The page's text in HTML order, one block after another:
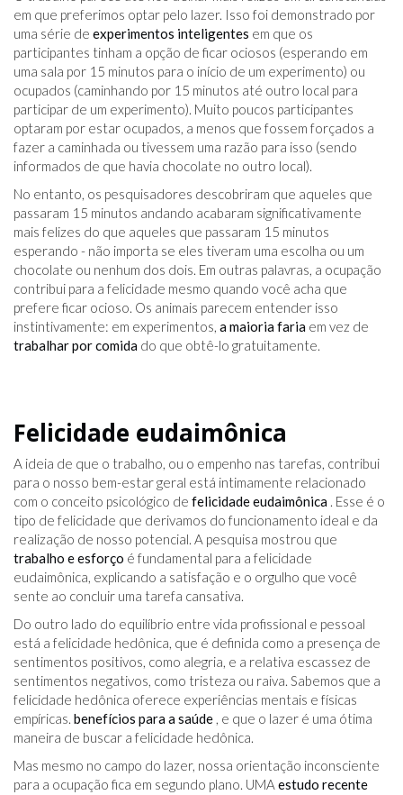
em que preferimos optar pelo lazer. Isso foi demonstrado por
uma série de experimentos inteligentes em que os
participantes tinham a opção de ficar ociosos (esperando em
uma sala por 15 minutos para o início de um experimento) ou
ocupados (caminhando por 15 minutos até outro local para
participar de um experimento). Muito poucos participantes
optaram por estar ocupados, a menos que fossem forçados a
fazer a caminhada ou tivessem uma razão para isso (sendo
informados de que havia chocolate no outro local).
No entanto, os pesquisadores descobriram que aqueles que
passaram 15 minutos andando acabaram significativamente
mais felizes do que aqueles que passaram 15 minutos
esperando - não importa se eles tiveram uma escolha ou um
chocolate ou nenhum dos dois. Em outras palavras, a ocupação
contribui para a felicidade mesmo quando você acha que
prefere ficar ocioso. Os animais parecem entender isso
instintivamente: em experimentos, a maioria faria em vez de
trabalhar por comida do que obtê-lo gratuitamente.
Felicidade eudaimônica
A ideia de que o trabalho, ou o empenho nas tarefas, contribui
para o nosso bem-estar geral está intimamente relacionado
com o conceito psicológico de felicidade eudaimônica . Esse é o
tipo de felicidade que derivamos do funcionamento ideal e da
realização de nosso potencial. A pesquisa mostrou que
trabalho e esforço é fundamental para a felicidade
eudaimônica, explicando a satisfação e o orgulho que você
sente ao concluir uma tarefa cansativa.
Do outro lado do equilíbrio entre vida profissional e pessoal
está a felicidade hedônica, que é definida como a presença de
sentimentos positivos, como alegria, e a relativa escassez de
sentimentos negativos, como tristeza ou raiva. Sabemos que a
felicidade hedônica oferece experiências mentais e físicas
empíricas. benefícios para a saúde , e que o lazer é uma ótima
maneira de buscar a felicidade hedônica.
Mas mesmo no campo do lazer, nossa orientação inconsciente
para a ocupação fica em segundo plano. UMA estudo recente